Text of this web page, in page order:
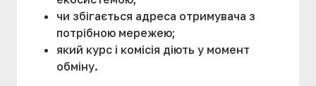
чи збігається адреса отримувача з
потрібною мережею;
який курс і комісія діють у момент
обміну.